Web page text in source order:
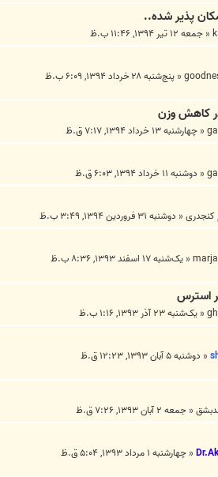
پذیر شده..
« جمعه ۱۲ تیر ۱۳۹۴, ۱۱:۴۶ ب.ظ
« پنج‌شنبه ۲۸ خرداد ۱۳۹۴, ۶:۰۹ ب.ظ
کاهش وزن
« چهارشنبه ۱۳ خرداد ۱۳۹۴, ۷:۱۷ ق.ظ
« دوشنبه ۱۱ خرداد ۱۳۹۴, ۶:۰۳ ق.ظ
کنجدری« دوشنبه ۳۱ فروردین ۱۳۹۴, ۳:۴۹ ب.ظ
« یک‌شنبه ۱۷ اسفند ۱۳۹۳, ۸:۳۶ ب.ظ
استرس
« یک‌شنبه ۲۳ آذر ۱۳۹۳, ۱:۱۶ ب.ظ
« دوشنبه ۵ آبان ۱۳۹۳, ۱۲:۲۳ ق.ظ
« جمعه ۲ آبان ۱۳۹۳, ۷:۲۶ ق.ظ
« چهارشنبه ۱ مرداد ۱۳۹۳, ۵:۰۴ ق.ظ